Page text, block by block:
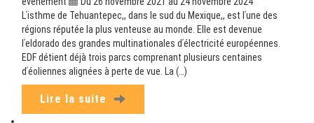
Lʹisthme de Tehuantepec,, dans le sud du Mexique,, est lʹune des
régions réputée la plus venteuse au monde. Elle est devenue
lʹeldorado des grandes multinationales dʹélectricité européennes.
EDF détient déjà trois parcs comprenant plusieurs centaines
dʹéoliennes alignées à perte de vue. La (…)
Lire la suite